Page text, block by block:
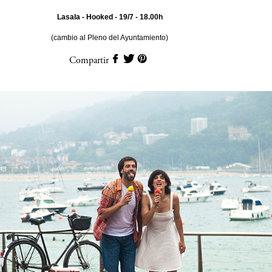
Lasala - Hooked - 19/7 - 18.00h
(cambio al Pleno del Ayuntamiento)
Compartir